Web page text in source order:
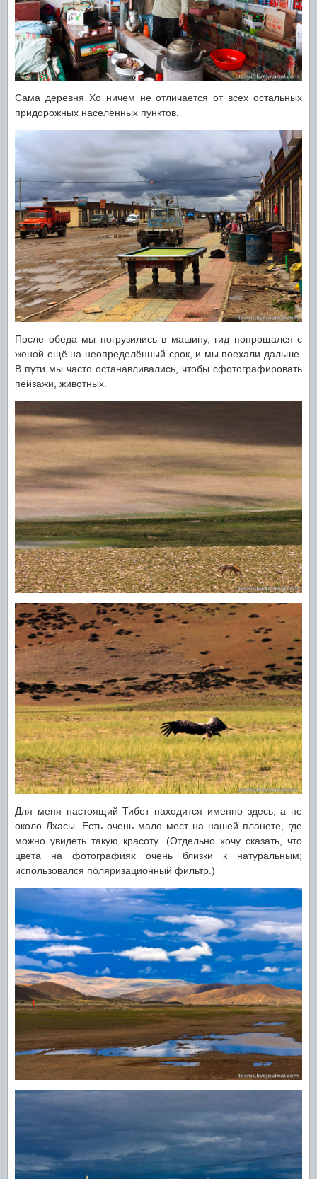
Сама деревня Хо ничем не отличается от всех остальных
придорожных населённых пунктов.
После обеда мы погрузились в машину, гид попрощался с
женой ещё на неопределённый срок, и мы поехали дальше.
В пути мы часто останавливались, чтобы сфотографировать
пейзажи, животных.
Для меня настоящий Тибет находится именно здесь, а не
около Лхасы. Есть очень мало мест на нашей планете, где
можно увидеть такую красоту. (Отдельно хочу сказать, что
цвета на фотографиях очень близки к натуральным;
использовался поляризационный фильтр.)